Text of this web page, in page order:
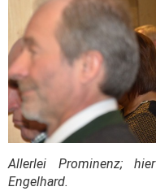
Allerlei Prominenz;
Engelhard.